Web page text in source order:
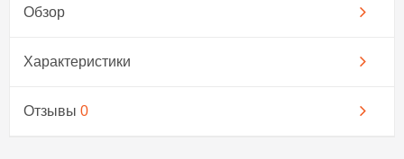
Обзор
Характеристики
Отзывы 0